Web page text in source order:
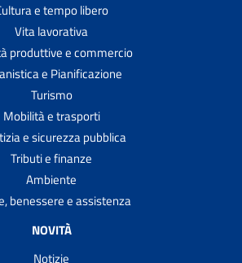
e tempo libero
Vita lavorativa
produttive e commercio
e Pianificazione
Turismo
Mobilità e trasporti
e sicurezza pubblica
Tributi e finanze
Ambiente
benessere e assistenza
NOVITÀ
Notizie